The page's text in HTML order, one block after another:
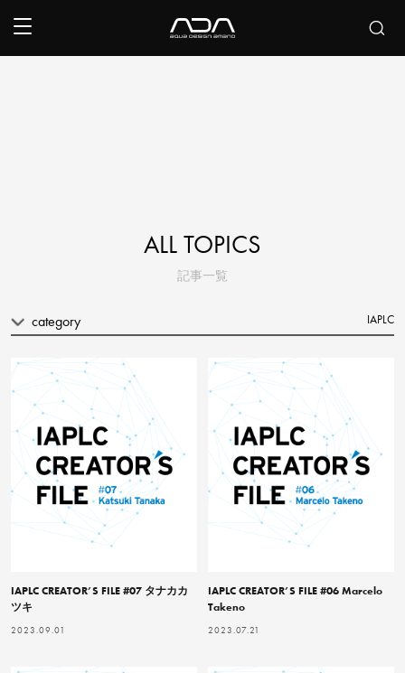
ALL TOPICS
記事一覧
category IAPLC
IAPLC CREATOR’S FILE #07 タナカカ
ツキ
2023.09.01
IAPLC CREATOR’S FILE #06 Marcelo
Takeno
2023.07.21